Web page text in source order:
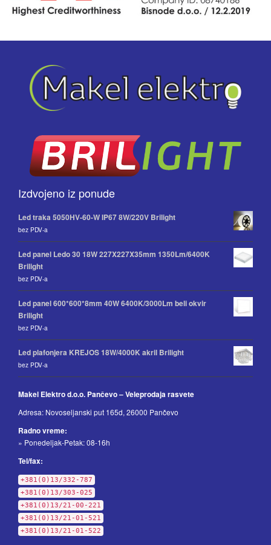
Izdvojeno iz ponude
Led traka 5050HV-60-W IP67 8W/220V Brilight
bez PDV-a
Led panel Ledo 30 18W 227X227X35mm 1350Lm/6400K
Brilight
bez PDV-a
Led panel 600*600*8mm 40W 6400K/3000Lm beli okvir
Brilight
bez PDV-a
Led plafonjera KREJOS 18W/4000K akril Brilight
bez PDV-a
Makel Elektro d.o.o. Pančevo – Veleprodaja rasvete
Adresa: Novoseljanski put 165d, 26000 Pančevo
Radno vreme:
» Ponedeljak-Petak: 08-16h
Tel/fax:
+381(0)13/332-787
+381(0)13/303-025
+381(0)13/21-00-221
+381(0)13/21-01-521
+381(0)13/21-01-522